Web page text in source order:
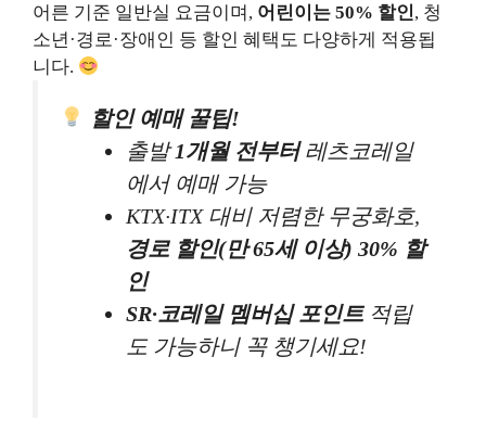
어른 기준 일반실 요금이며, 어린이는 50% 할인, 청
소년·경로·장애인 등 할인 혜택도 다양하게 적용됩
니다.
할인 예매 꿀팁!
출발1개월 전부터레츠코레일
에서 예매 가능
KTX·ITX 대비 저렴한 무궁화호,
경로 할인(만 65세 이상) 30% 할
인
SR·코레일 멤버십 포인트적립
도 가능하니 꼭 챙기세요!